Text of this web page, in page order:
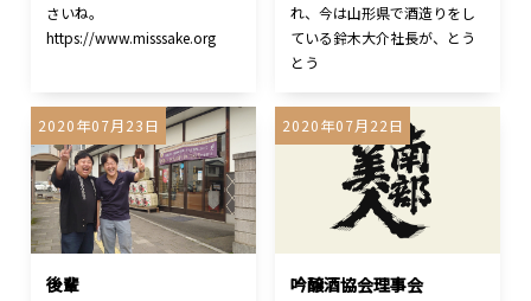
さいね。
https://www.misssake.org
れ、今は山形県で酒造りをし
ている鈴木大介社長が、とう
とう
2020年07月23日
後輩
2020年07月22日
吟醸酒協会理事会